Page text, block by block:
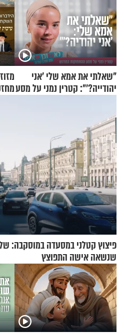
"שאלתי את אמא שלי 'אני
יהודייה?'": קטרין נמני על מסע
פיצוץ קטלני במסעדה במוסקבה:
שנשאה אישה התפוצץ